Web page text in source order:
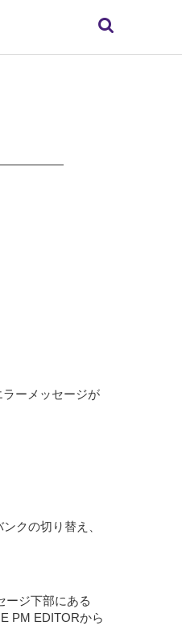
ラーメッセージが
クの切り替え、
ージ下部にある
PM EDITORから